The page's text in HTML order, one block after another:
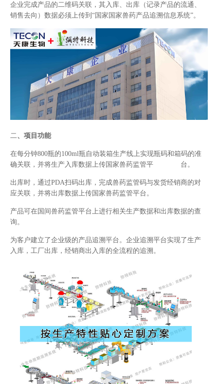
企业完成产品的二维码关联，其入库、出库（记录产品的流通、
销售去向）数据必须上传到“国家国家兽药产品追溯信息系统”。
二 、项目功能
在每分钟800瓶的100ml瓶自动装箱生产线上实现瓶码和箱码的准
确关联，并将生产入库数据上传国家兽药监管平 台。
出库时，通过PDA扫码出库，完成兽药监管码与发货经销商的对
应关联，并将出库数据上传国家兽药监管平台。
产品可在国间兽药监管平台上进行相关生产数据和出库数据的查
询。
为客户建立了企业级的产品追溯平台。企业追溯平台实现了生产
入库，工厂出库，经销商出入库的全流程的追溯。